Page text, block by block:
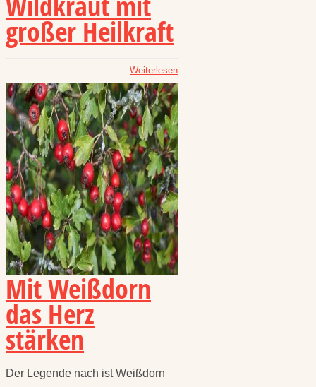
großer Heilkraft
Weiterlesen
Mit Weißdorn
das Herz
stärken
Der Legende nach ist Weißdorn